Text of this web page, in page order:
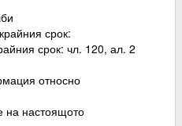
срок:
срок: чл. 120, ал. 2
относно
на настоящото